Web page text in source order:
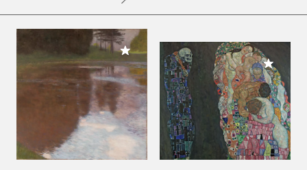
Meiner Sammlung hinzufügen
Meiner